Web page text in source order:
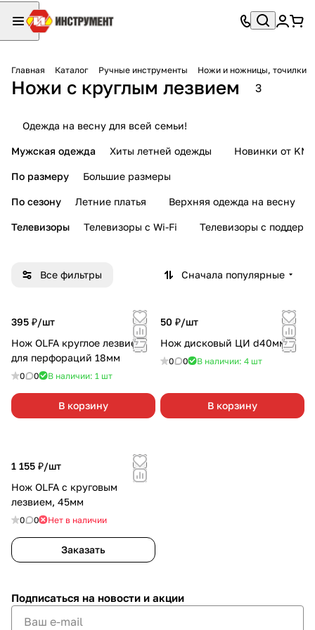
Главная Каталог Ручные инструменты Ножи и ножницы, точилки
Ножи с круглым лезвием 3
Одежда на весну для всей семьи!
Мужская одежда Хиты летней одежды Новинки от KMI
По размеру Большие размеры
По сезону Летние платья Верхняя одежда на весну
Телевизоры Телевизоры с Wi-Fi Телевизоры с
Все фильтры Сначала популярные
395 ₽/шт
Нож OLFA круглое лезвие
для перфораций 18мм
0 0 В наличии: 1 шт
В корзину
50 ₽/шт
Нож дисковый ЦИ d40мм
0 0 В наличии: 4 шт
В корзину
1 155 ₽/шт
Нож OLFA с круговым
лезвием, 45мм
0 0 Нет в наличии
Заказать
Подписаться на новости и акции